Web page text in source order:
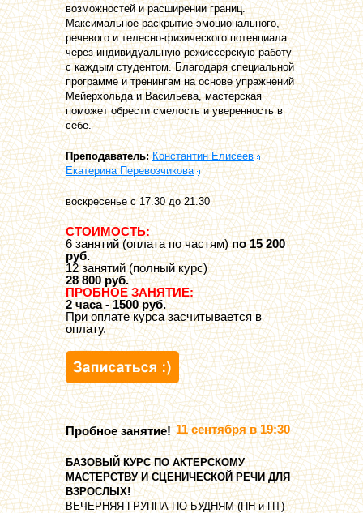
возможностей и расширении границ.
Максимальное раскрытие эмоционального,
речевого и телесно-физического потенциала
через индивидуальную режиссерскую работу
с каждым студентом. Благодаря специальной
программе и тренингам на основе упражнений
Мейерхольда и Васильева, мастерская
поможет обрести смелость и уверенность в
себе.
Преподаватель: Константин Елисеев
Екатерина Перевозчикова
воскресенье с 17.30 до 21.30
СТОИМОСТЬ:
6 занятий (оплата по частям)по 15 200
руб.
12 занятий (полный курс)
28 800 руб.
ПРОБНОЕ ЗАНЯТИЕ:
2 часа - 1500 руб.
При оплате курса засчитывается в
оплату.
Пробное занятие! 11 сентября в 19:30
БАЗОВЫЙ КУРС ПО АКТЕРСКОМУ
МАСТЕРСТВУ И СЦЕНИЧЕСКОЙ РЕЧИ ДЛЯ
ВЗРОСЛЫХ!
ВЕЧЕРНЯЯ ГРУППА ПО БУДНЯМ (ПН и ПТ)